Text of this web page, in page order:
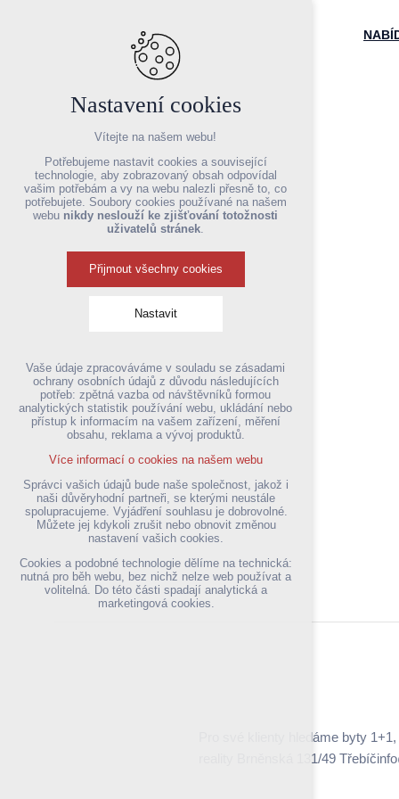
Hledáme
Pro své klienty hledáme byty
reality Brněnská 131/49
Nastavení cookies
Vítejte na našem webu!
Potřebujeme nastavit cookies a související
technologie, aby zobrazovaný obsah odpovídal
vašim potřebám a vy na webu nalezli přesně to, co
potřebujete. Soubory cookies používané na našem
webu nikdy neslouží ke zjišťování totožnosti
uživatelů stránek.
Přijmout všechny cookies
Nastavit
Technická cookies
nutná pro provozování webu
udržení kontextu stránek (session): případná
přihlášení, volby jazyka, apod.
Volitelná cookies
analytická pro anonymizované vyhodnocení
marketingová cookies (Google,Hotjar,Sklik)
Více informací o cookies na našem webu
Přijmout všechny cookies
Odmítnout vše
Vaše údaje zpracováváme v souladu se zásadami
ochrany osobních údajů z důvodu následujících
potřeb: zpětná vazba od návštěvníků formou
analytických statistik používání webu, ukládání nebo
přístup k informacím na vašem zařízení, měření
obsahu, reklama a vývoj produktů.
Více informací o cookies na našem webu
Správci vašich údajů bude naše společnost, jakož i
naši důvěryhodní partneři, se kterými neustále
spolupracujeme. Vyjádření souhlasu je dobrovolné.
Můžete jej kdykoli zrušit nebo obnovit změnou
nastavení vašich cookies.
Cookies a podobné technologie dělíme na technická:
nutná pro běh webu, bez nichž nelze web používat a
volitelná. Do této části spadají analytická a
marketingová cookies.